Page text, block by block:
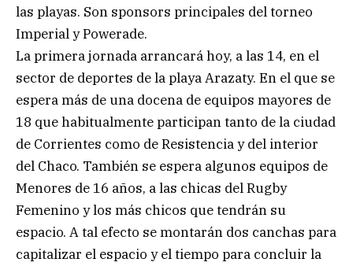
las playas. Son sponsors principales del torneo
Imperial y Powerade.
La primera jornada arrancará hoy, a las 14, en el
sector de deportes de la playa Arazaty. En el que se
espera más de una docena de equipos mayores de
18 que habitualmente participan tanto de la ciudad
de Corrientes como de Resistencia y del interior
del Chaco. También se espera algunos equipos de
Menores de 16 años, a las chicas del Rugby
Femenino y los más chicos que tendrán su
espacio. A tal efecto se montarán dos canchas para
capitalizar el espacio y el tiempo para concluir la